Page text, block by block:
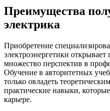
Преимущества
электрика
Приобретение
электроэнергетики
множество перспектив в
Обучение в авторитетных
только овладеть
практические навыки,
карьере.